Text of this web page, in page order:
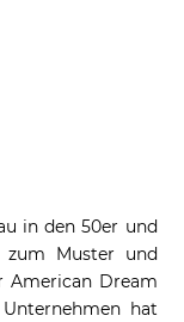
in den 50er und
zum Muster und
American Dream
hat